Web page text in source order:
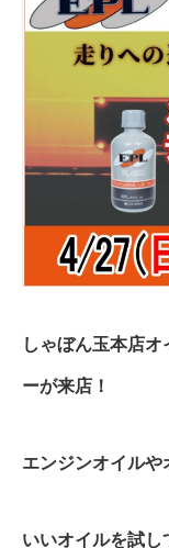
しゃぼん玉本店
ーが来店！
エンジンオイルや
いいオイルを試